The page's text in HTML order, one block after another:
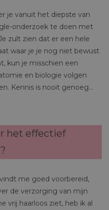
je vanuit het diepste van
onderzoek te doen met
zult zien dat er een hele
waar je je nog niet bewust
kun je misschien een
en biologie volgen
Kennis is nooit genoeg…
het effectief
me goed voorbereid,
de verzorging van mijn
vrij haarloos ziet, heb ik al